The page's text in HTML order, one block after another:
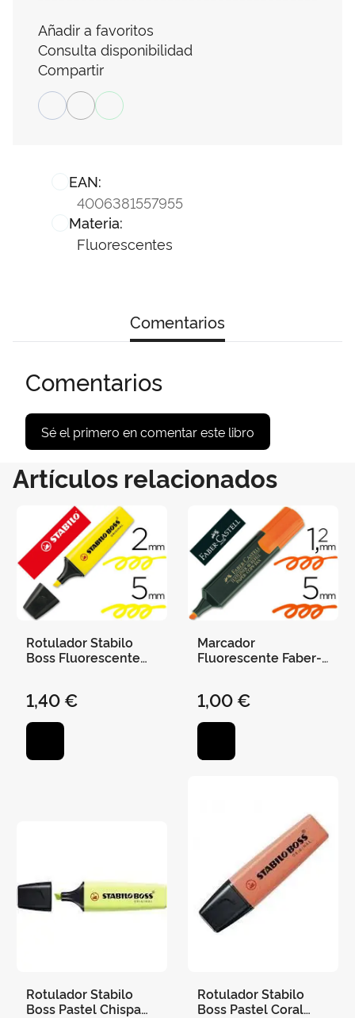
EAN:
4006381557955
Materia:
Fluorescentes
Añadir a favoritos
Consulta disponibilidad
Compartir
Comentarios
Comentarios
Sé el primero en comentar este libro
Artículos relacionados
Rotulador Stabilo
Boss Fluorescente
1,40 €
Marcador
Fluorescente Faber-
1,00 €
Rotulador Stabilo
Boss Pastel Chispa
Rotulador Stabilo
Boss Pastel Coral